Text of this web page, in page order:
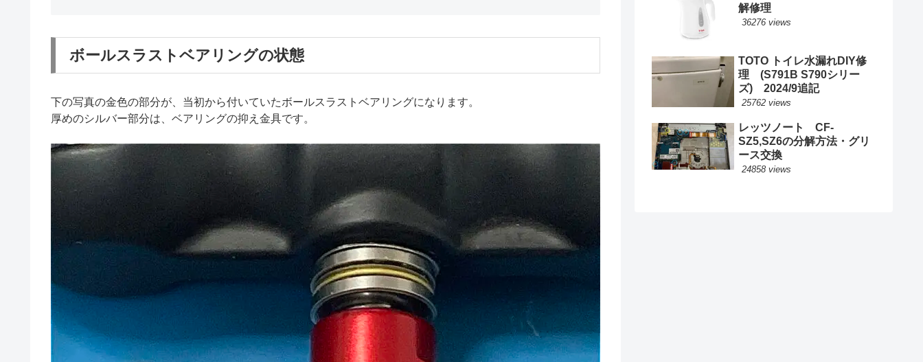
ボールスラストベアリングの状態
下の写真の金色の部分が、当初から付いていたボールスラストベアリングになります。
厚めのシルバー部分は、ベアリングの抑え金具です。
解修理
36276 views
TOTO トイレ水漏れDIY修
理 (S791B S790シリー
ズ) 2024/9追記
25762 views
レッツノート CF-
SZ5,SZ6の分解方法・グリ
ース交換
24858 views